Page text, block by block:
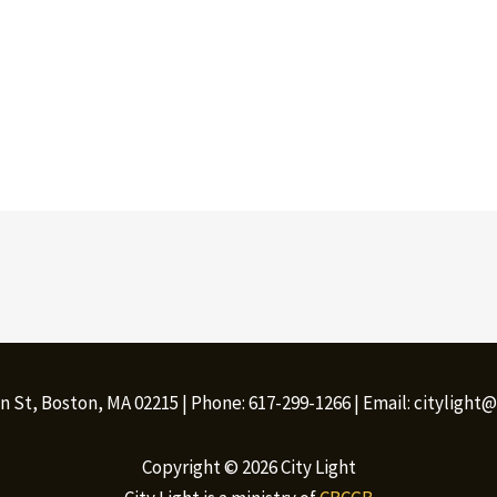
St, Boston, MA 02215 | Phone: 617-299-1266 | Email:
Copyright © 2026 City Light